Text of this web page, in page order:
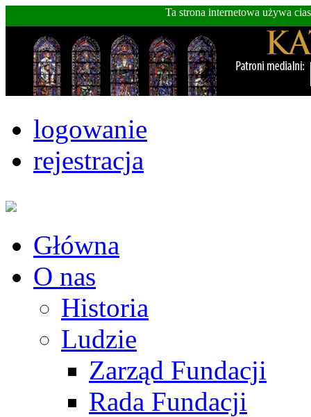
Ta strona internetowa używa
logowanie
rejestracja
Główna
O nas
Historia
Ludzie
Zarząd Fundacji
Rada Fundacji